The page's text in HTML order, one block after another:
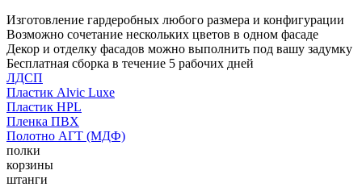
Изготовление гардеробных любого размера и конфигурации
Возможно сочетание нескольких цветов в одном фасаде
Декор и отделку фасадов можно выполнить под вашу задумку
Бесплатная сборка в течение 5 рабочих дней
ЛДСП
Пластик Alvic Luxe
Пластик HPL
Пленка ПВХ
Полотно АГТ (МДФ)
полки
корзины
штанги